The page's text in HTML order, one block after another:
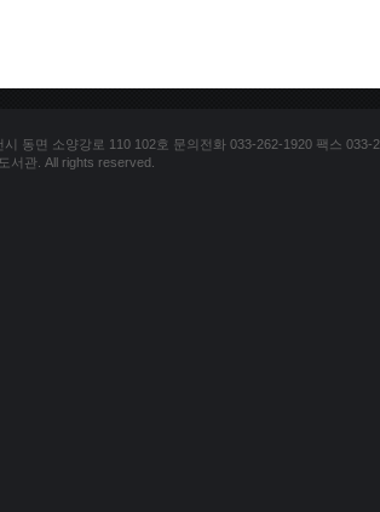
동면 소양강로 110 102호 문의전화 033-262-1920 팩스 033-
서관. All rights reserved.